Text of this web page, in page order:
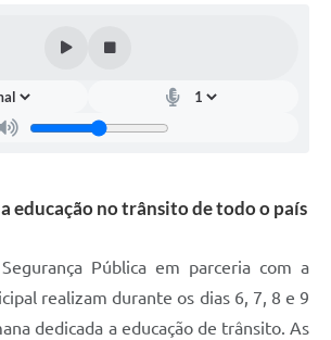
educação no trânsito de todo o país
Pública em parceria com a
realizam durante os dias 6, 7, 8 e 9
dedicada a educação de trânsito. As